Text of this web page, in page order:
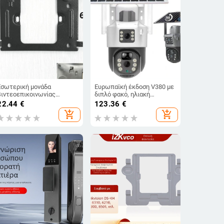
μονάδα
μοντέλο
D0S-801D8S7 (FZ), με
πλάκας 212CS7
€
add_shopping_cart
Ευρωπαϊκή έκδοση V380 με
διπλό φακό, ηλιακή
τροφοδοσία, 4G κάμερα
123.36 €
add_shopping_cart